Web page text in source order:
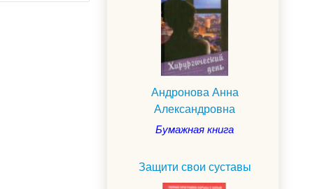
Андронова Анна
Александровна
Бумажная книга
Защити свои суставы